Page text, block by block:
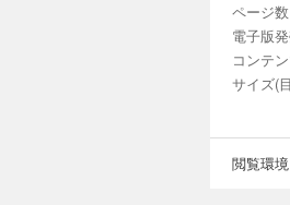
ページ数
電子版
コンテ
サイズ(
閲覧環境